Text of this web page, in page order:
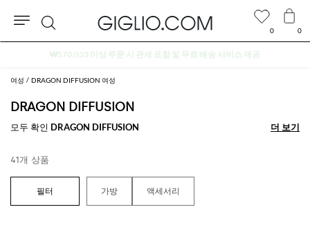
여성 DRAGON DIFFUSION 여성
DRAGON DIFFUSION
모두 확인 DRAGON DIFFUSION 더 보기
더 보기
41개 상품
가방 액세서리
0 0
검
색
아울렛 구역 추가 10% 할인